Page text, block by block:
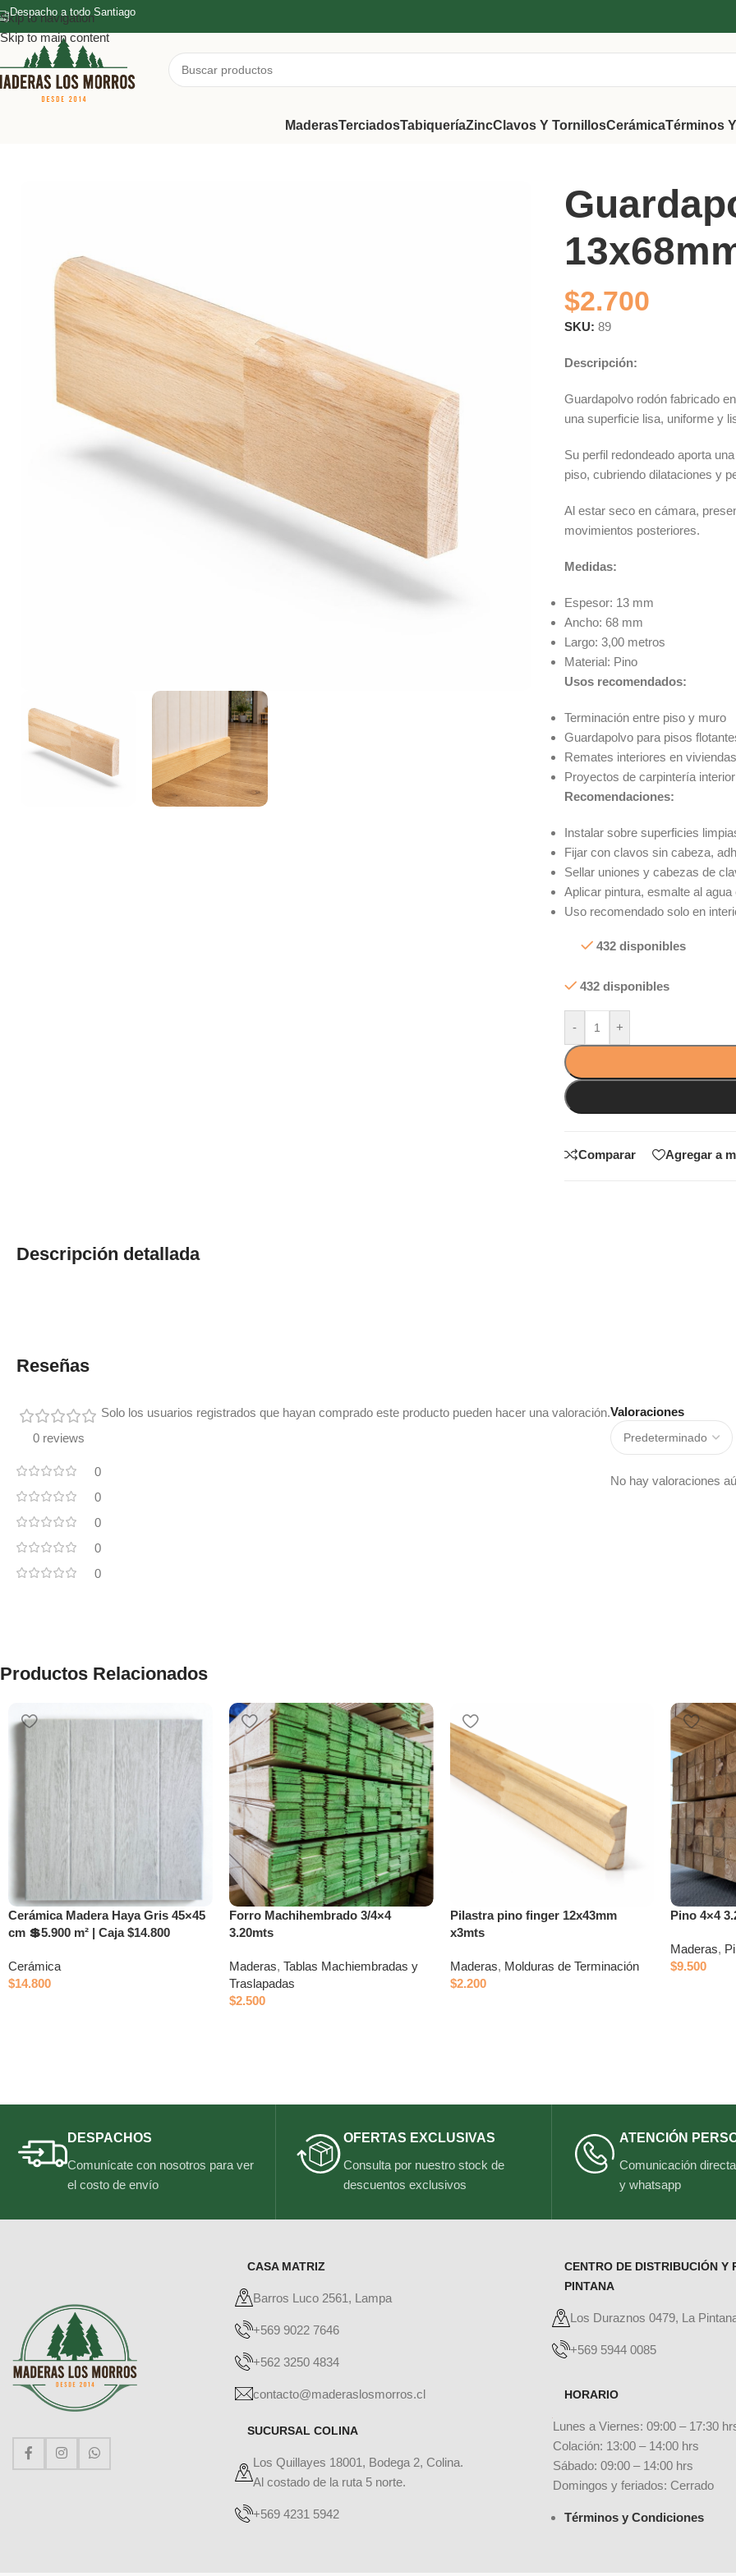
Skip to navigation
Skip to main content
Despacho a todo Santiago
MaderasTerciadosTabiqueríaZincClavos Y TornillosCerámicaTérminos
Guardapolvo Rodon pino 13x68mm 3mts
$2.700
SKU: 89
Descripción:
Guardapolvo rodón fabricado
una superficie lisa, uniforme y
Su perfil redondeado aporta
piso, cubriendo dilataciones y
Al estar seco en cámara,
movimientos posteriores.
Medidas:
Espesor: 13 mm
Ancho: 68 mm
Largo: 3,00 metros
Material: Pino
Usos recomendados:
Terminación entre piso y muro
Guardapolvo para pisos
Remates interiores en
Proyectos de carpintería
Recomendaciones:
Instalar sobre superficies
Fijar con clavos sin cabeza,
Sellar uniones y cabezas de
Aplicar pintura, esmalte al
Uso recomendado solo en
432 disponibles
432 disponibles
- +
Comparar Agregar a
Descripción detallada
Reseñas
0 reviews
0
0
0
0
0
Valoraciones
No hay valoraciones
Solo los usuarios registrados que hayan comprado este producto pueden hacer una valoración.
Productos Relacionados
Cerámica Madera Haya Gris 45×45
cm 💲5.900 m² | Caja $14.800
Cerámica
$14.800
Forro Machihembrado 3/4×4
3.20mts
Maderas, Tablas Machiembradas y
Traslapadas
$2.500
Pilastra pino finger 12x43mm
x3mts
Maderas, Molduras de Terminación
$2.200
Pino 4×4
Maderas,
$9.500
DESPACHOS
Comunícate con nosotros para ver
el costo de envío
OFERTAS EXCLUSIVAS
Consulta por nuestro stock de
descuentos exclusivos
ATENCIÓN
Comunicación
y whatsapp
CASA MATRIZ
Barros Luco 2561, Lampa
+569 9022 7646
+562 3250 4834
contacto@maderaslosmorros.cl
SUCURSAL COLINA
Los Quillayes 18001, Bodega 2, Colina.
Al costado de la ruta 5 norte.
+569 4231 5942
CENTRO DE DISTRIBUCIÓN Y
PINTANA
Los Duraznos 0479, La
+569 5944 0085
HORARIO
Lunes a Viernes: 09:00 – 17:30
Colación: 13:00 – 14:00 hrs
Sábado: 09:00 – 14:00 hrs
Domingos y feriados: Cerrado
Términos y Condiciones